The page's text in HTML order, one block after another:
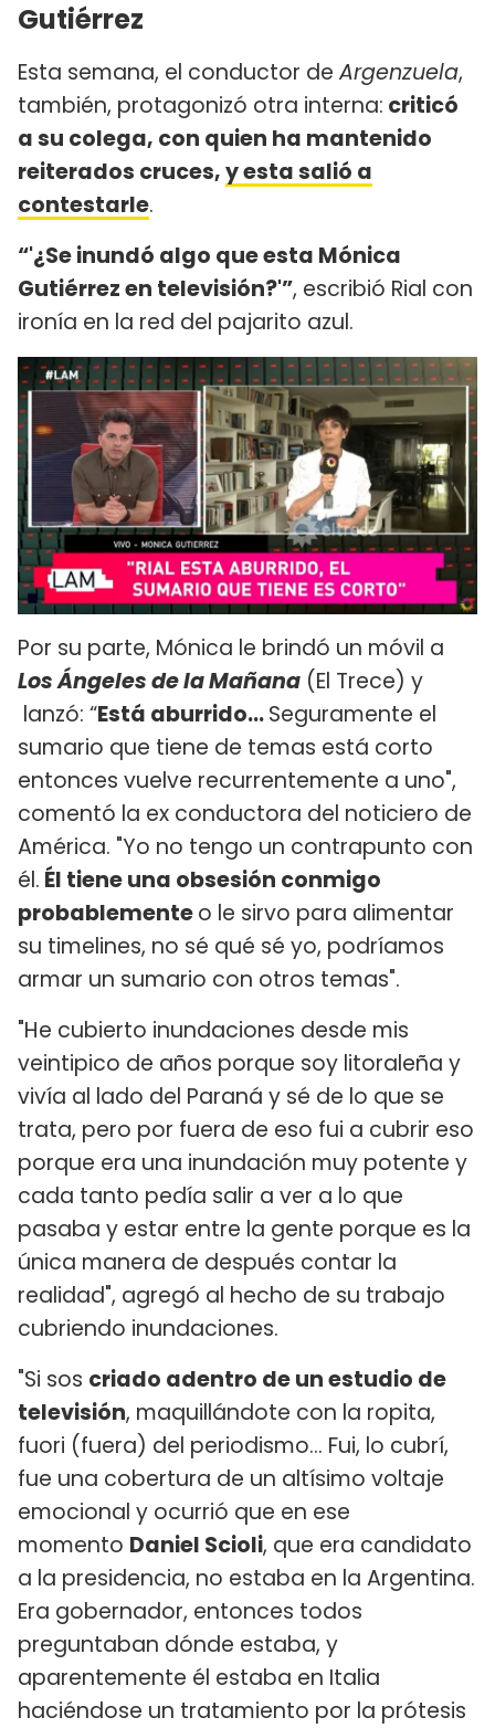
Gutiérrez
Esta semana, el conductor deArgenzuela,
también, protagonizó otra interna: criticó
a su colega, con quien ha mantenido
reiterados cruces,y esta salió a
contestarle.
“'¿Se inundó algo que esta Mónica
Gutiérrez en televisión?'”, escribió Rial con
ironía en la red del pajarito azul.
Por su parte, Mónica le brindó un móvil a
Los Ángeles de la Mañana (El Trece) y
lanzó: “Está aburrido...Seguramente el
sumario que tiene de temas está corto
entonces vuelve recurrentemente a uno",
comentó la ex conductora del noticiero de
América. "Yo no tengo un contrapunto con
él. Él tiene una obsesión conmigo
probablementeo le sirvo para alimentar
su timelines, no sé qué sé yo, podríamos
armar un sumario con otros temas".
"He cubierto inundaciones desde mis
veintipico de años porque soy litoraleña y
vivía al lado del Paraná y sé de lo que se
trata, pero por fuera de eso fui a cubrir eso
porque era una inundación muy potente y
cada tanto pedía salir a ver a lo que
pasaba y estar entre la gente porque es la
única manera de después contar la
realidad", agregó al hecho de su trabajo
cubriendo inundaciones.
"Si sos criado adentro de un estudio de
televisión, maquillándote con la ropita,
fuori (fuera) del periodismo... Fui, lo cubrí,
fue una cobertura de un altísimo voltaje
emocional y ocurrió que en ese
momento Daniel Scioli, que era candidato
a la presidencia, no estaba en la Argentina.
Era gobernador, entonces todos
preguntaban dónde estaba, y
aparentemente él estaba en Italia
haciéndose un tratamiento por la prótesis